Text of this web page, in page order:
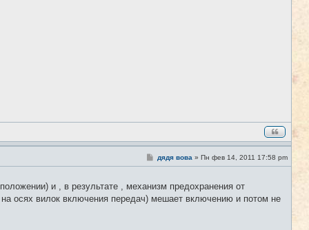
#7
С
о
щ
е
дядя вова » Пн фев 14, 2011 17:58 pm
и , в результате , механизм предохранения от
осях вилок включения передач) мешает включению и потом не